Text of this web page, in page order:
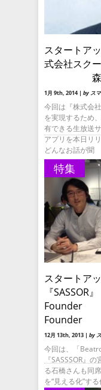
スタートア
式会社ス
森
1月 9th, 2014 | by ス
今回は『株式会
を実現するため
有できる生放送
アプリを本日リ
どんなお話が聞
特集
スタートア
『SASSOR
12月 13th, 2013 | by
今回は、「
『SASSSOR』
る石橋さんも同
を“見える化”す